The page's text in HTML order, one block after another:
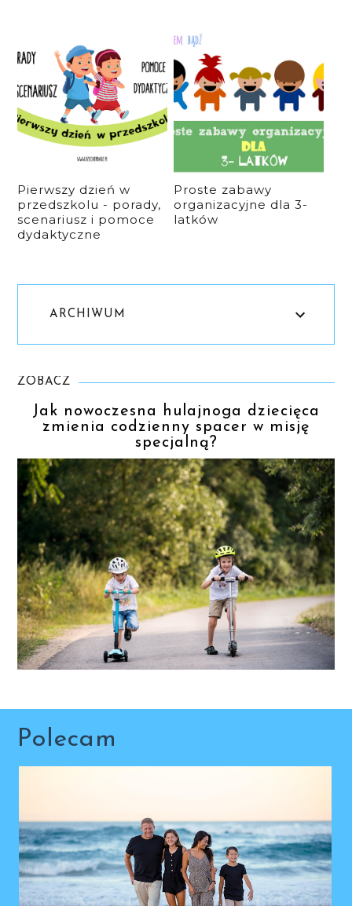
Pierwszy dzień w
przedszkolu - porady,
scenariusz i pomoce
dydaktyczne
Proste zabawy
organizacyjne dla 3-
latków
ARCHIWUM
ZOBACZ
Jak nowoczesna hulajnoga dziecięca
zmienia codzienny spacer w misję
specjalną?
Polecam